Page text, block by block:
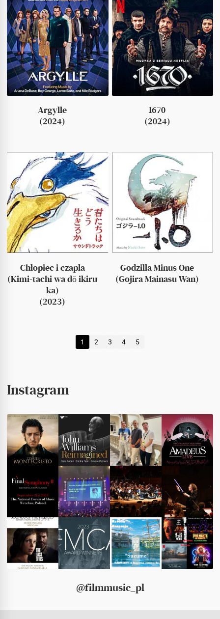
Argylle
(2024)
1670
(2024)
Chłopiec i czapla
(Kimi-tachi wa dō ikiru
ka)
(2023)
Godzilla Minus One
(Gojira Mainasu Wan)
1 2 3 4 5
Instagram
@filmmusic_pl